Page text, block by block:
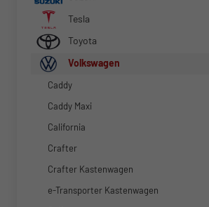
Tesla
Toyota
Volkswagen
Caddy
Caddy Maxi
California
Crafter
Crafter Kastenwagen
e-Transporter Kastenwagen